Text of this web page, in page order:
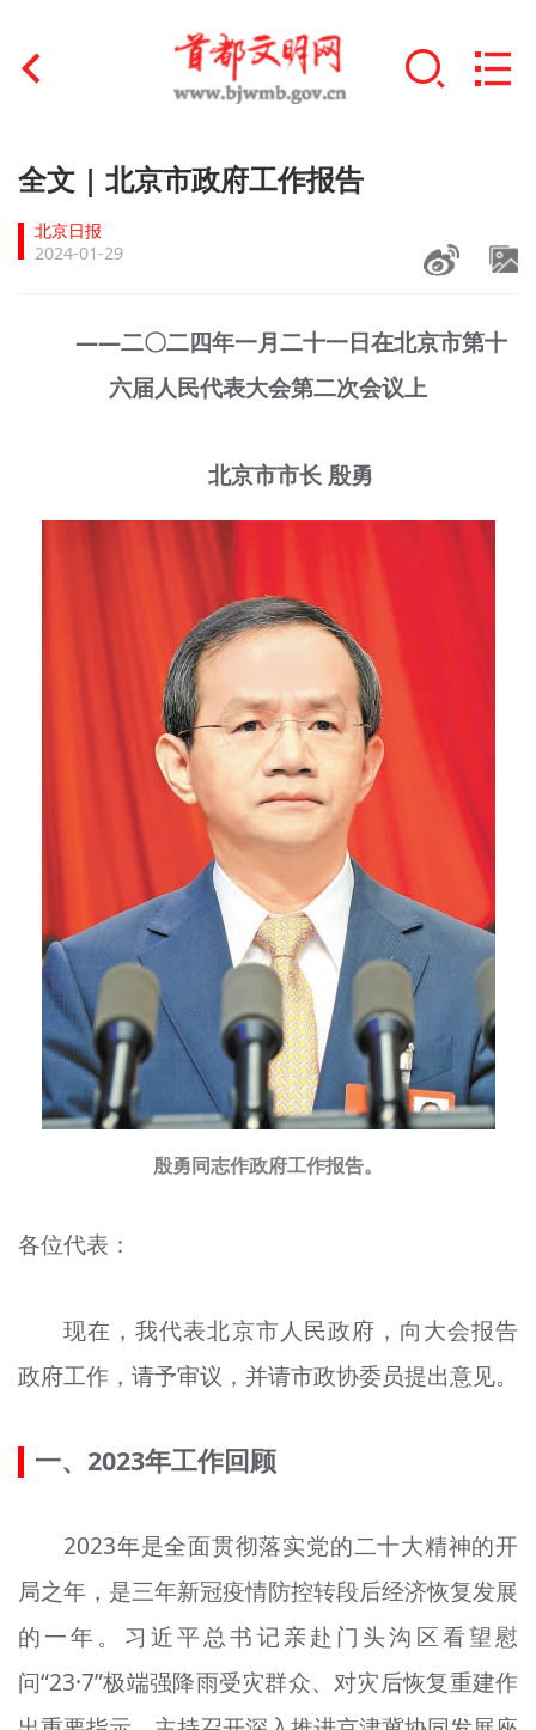
首页
文明创建
文明培育
+
未成年人思想道德建设
北京宣传文化引导基金
宣传思想文化人才
全文 | 北京市政府工作报告
北京日报
2024-01-29
——二〇二四年一月二十一日在北京市第十
六届人民代表大会第二次会议上
北京市市长 殷勇
殷勇同志作政府工作报告。
各位代表：
现在，我代表北京市人民政府，向大会报告
政府工作，请予审议，并请市政协委员提出意见。
一、2023年工作回顾
2023年是全面贯彻落实党的二十大精神的开
局之年，是三年新冠疫情防控转段后经济恢复发展
的一年。习近平总书记亲赴门头沟区看望慰
问“23·7”极端强降雨受灾群众、对灾后恢复重建作